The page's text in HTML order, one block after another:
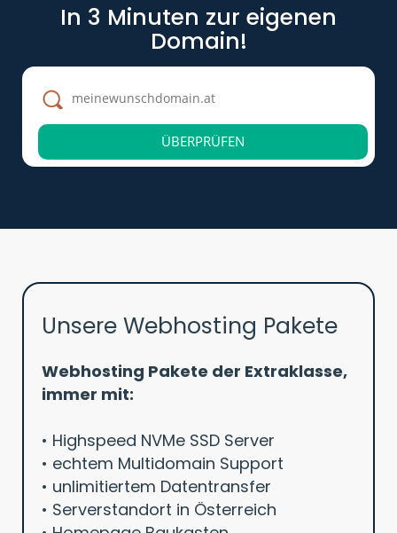
In 3 Minuten zur eigenen
Domain!
ÜBERPRÜFEN
Unsere Webhosting Pakete
Webhosting Pakete der Extraklasse,
immer mit:
• Highspeed NVMe SSD Server
• echtem Multidomain Support
• unlimitiertem Datentransfer
• Serverstandort in Österreich